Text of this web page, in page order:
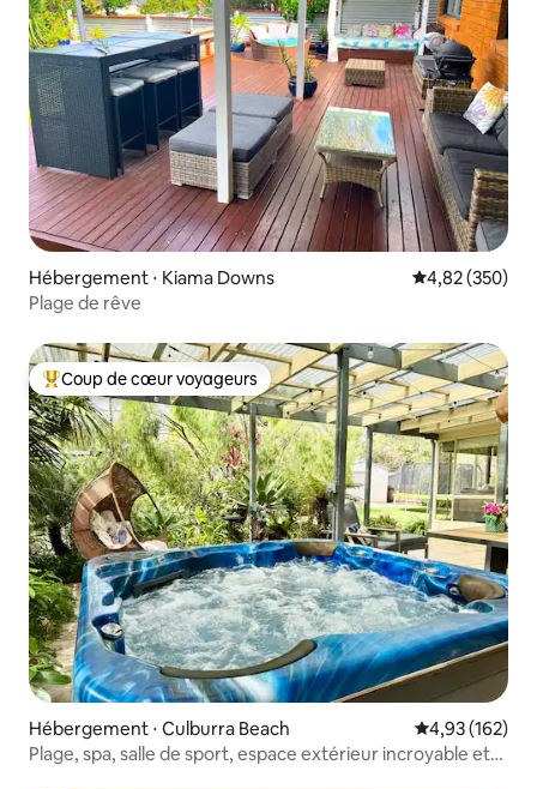
Hébergement ⋅ Kiama Downs Évaluation
4,82 (350)
Plage de rêve
Coups de cœur voyageurs les plus appréciés
Coup de cœur voyageurs
Hébergement ⋅ Culburra Beach Évaluation
4,93 (162)
Plage, spa, salle de sport, espace extérieur incroyable et